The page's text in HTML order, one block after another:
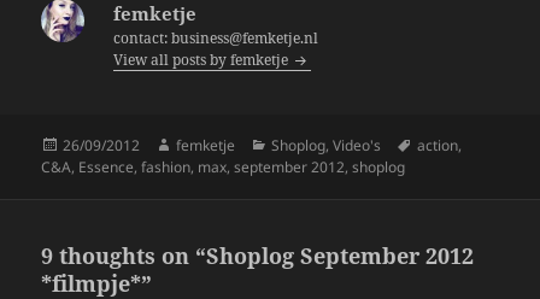
femketje
contact: business@femketje.nl
View all posts by femketje
Posted
on
26/09/2012 Author
femketje Categories
Shoplog,Video's Tags
action,
C&A, Essence,fashion, max,september 2012,shoplog
9 thoughts on “Shoplog September 2012
*filmpje*”